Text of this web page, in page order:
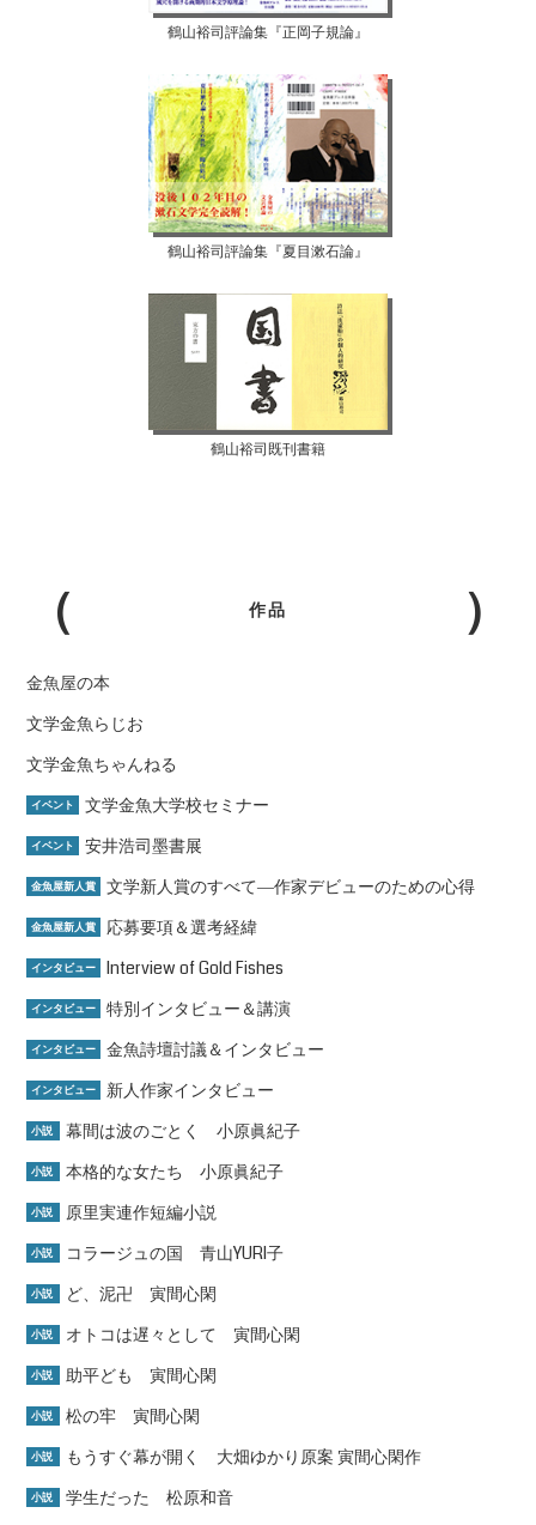
鶴山裕司評論集『正岡子規論』
鶴山裕司評論集『夏目漱石論』
鶴山裕司既刊書籍
作品
金魚屋の本
文学金魚らじお
文学金魚ちゃんねる
イベント 文学金魚大学校セミナー
イベント 安井浩司墨書展
金魚屋新人賞 文学新人賞のすべて―作家デビューのための心得
金魚屋新人賞 応募要項＆選考経緯
インタビュー Interview of Gold Fishes
インタビュー 特別インタビュー＆講演
インタビュー 金魚詩壇討議＆インタビュー
インタビュー 新人作家インタビュー
小説 幕間は波のごとく 小原眞紀子
小説 本格的な女たち 小原眞紀子
小説 原里実連作短編小説
小説 コラージュの国 青山YURI子
小説 ど、泥卍 寅間心閑
小説 オトコは遅々として 寅間心閑
小説 助平ども 寅間心閑
小説 松の牢 寅間心閑
小説 もうすぐ幕が開く 大畑ゆかり原案 寅間心閑作
小説 学生だった 松原和音